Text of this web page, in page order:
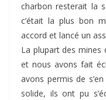
charbon resterait la
c’était la plus bon
accord et lancé un
La plupart des mines
et nous avons fait
avons permis de
solide, ils ont pu